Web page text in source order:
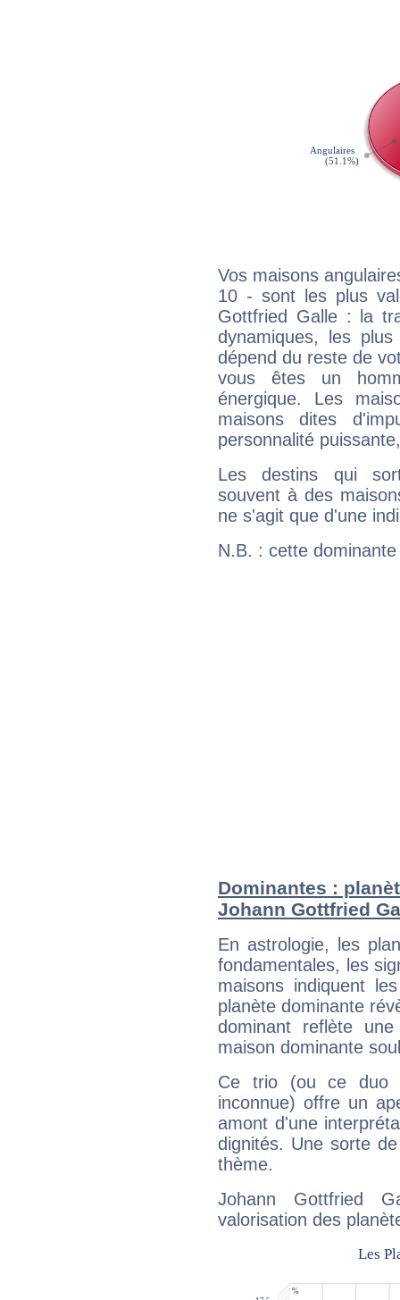
Vos maisons
10 - sont les plus
Gottfried Galle : la
dynamiques, les
dépend du reste de
vous êtes un
énergique. Les
maisons dites
personnalité
Les destins qui
souvent à des
ne s'agit que d'une
N.B. : cette
Dominantes :
Johann Gottfried
En astrologie, les
fondamentales, les
maisons indiquent
planète dominante
dominant reflète
maison dominante
Ce trio (ou ce duo
inconnue) offre un
amont d'une
dignités. Une sorte
thème.
Johann Gottfried
valorisation des